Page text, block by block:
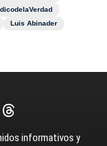
Luis Abinader
informativos y